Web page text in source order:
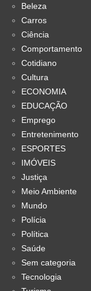
Beleza
Carros
Ciência
Comportamento
Cotidiano
Cultura
ECONOMIA
EDUCAÇÃO
Emprego
Entretenimento
ESPORTES
IMÓVEIS
Justiça
Meio Ambiente
Mundo
Polícia
Política
Saúde
Sem categoria
Tecnologia